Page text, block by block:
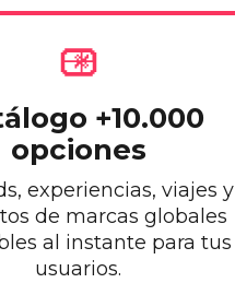
+10.000
opciones
experiencias, viajes y
de marcas globales
al instante para tus
usuarios.